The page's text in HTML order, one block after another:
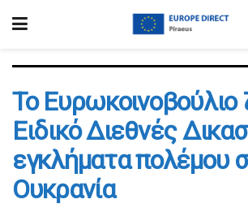
Το Ευρωκοινοβούλιο
Ειδικό Διεθνές
εγκλήματα πολέμου
Ουκρανία